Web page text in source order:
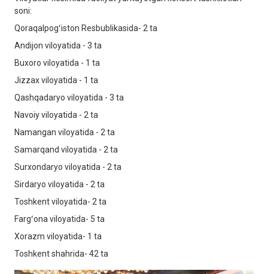
soni:
Qoraqalpogʻiston Resbublikasida- 2 ta
Andijon viloyatida - 3 ta
Buxoro viloyatida - 1 ta
Jizzax viloyatida - 1 ta
Qashqadaryo viloyatida - 3 ta
Navoiy viloyatida - 2 ta
Namangan viloyatida - 2 ta
Samarqand viloyatida - 2 ta
Surxondaryo viloyatida - 2 ta
Sirdaryo viloyatida - 2 ta
Toshkent viloyatida- 2 ta
Fargʻona viloyatida- 5 ta
Xorazm viloyatida- 1 ta
Toshkent shahrida- 42 ta